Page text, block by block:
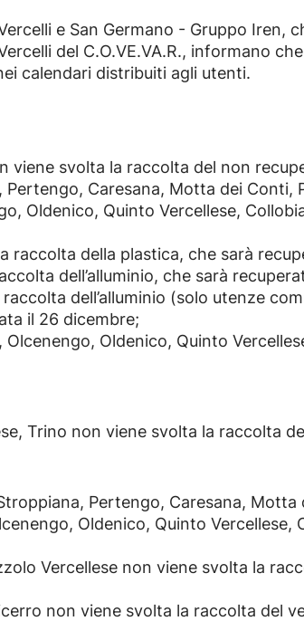
e San Germano - Gruppo Iren,
del C.O.VE.VA.R., informano
calendari distribuiti agli utenti.
viene svolta la raccolta del non
Caresana, Motta dei Conti,
Oldenico, Quinto Vercellese,
raccolta della plastica, che sarà
dell’alluminio, che sarà
dell’alluminio (solo utenze
il 26 dicembre;
Oldenico, Quinto
Trino non viene svolta la raccolta
Pertengo, Caresana,
Oldenico, Quinto
Vercellese non viene svolta la
non viene svolta la raccolta del